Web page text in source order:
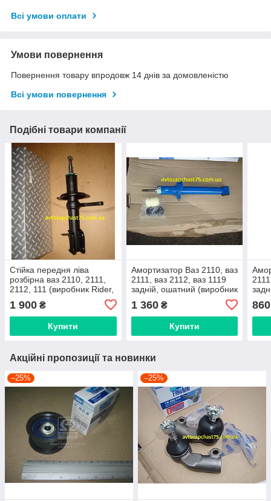
Всі умови оплати
Умови повернення
Повернення товару впродовж 14 днів за домовленістю
Всі умови повернення
Подібні товари компанії
Стійка передня ліва
розбірна ваз 2110, 2111,
2112, 111 (виробник Rider,
1 900 ₴
Купити
Амортизатор Ваз 2110, ваз
2111, ваз 2112, ваз 1119
задній, ошатний (виробник
1 360₴
Купити
860
Акційні пропозиції та новинки
–25% –25%